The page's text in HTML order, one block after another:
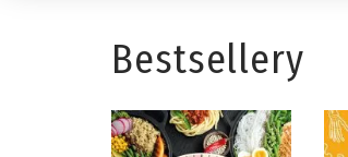
Bestsellery